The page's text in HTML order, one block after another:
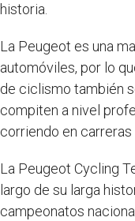
historia.
La Peugeot es una
automóviles, por lo
de ciclismo también
compiten a nivel
corriendo en
La Peugeot Cycling
largo de su larga
campeonatos